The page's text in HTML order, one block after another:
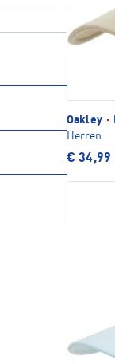
Oakley ·
Herren
€ 34,99